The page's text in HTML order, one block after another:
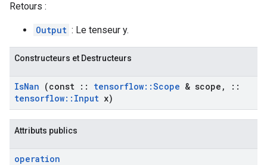
Retours :
Output : Le tenseur y.
Constructeurs et Destructeurs
IsNan (const :: tensorflow::Scope & scope ,
::
tensorflow:: Input x)
Attributs publics
operation